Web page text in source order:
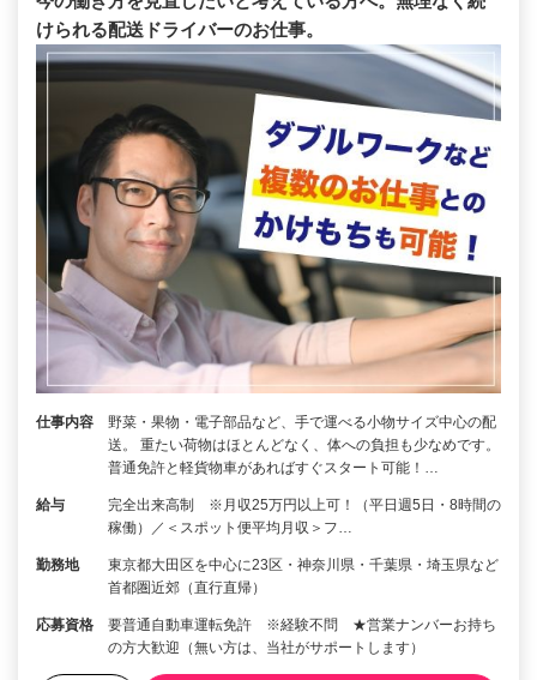
けられる配送ドライバーのお仕事。
仕事内容
野菜・果物・電子部品など、手で運べる小物サイズ中心の配
送。 重たい荷物はほとんどなく、体への負担も少なめです。
普通免許と軽貨物車があればすぐスタート可能！…
給与
完全出来高制 ※月収25万円以上可！（平日週5日・8時間の
稼働）／＜スポット便平均月収＞フ…
勤務地
東京都大田区を中心に23区・神奈川県・千葉県・埼玉県など
首都圏近郊（直行直帰）
応募資格
要普通自動車運転免許 ※経験不問 ★営業ナンバーお持ち
の方大歓迎（無い方は、当社がサポートします）